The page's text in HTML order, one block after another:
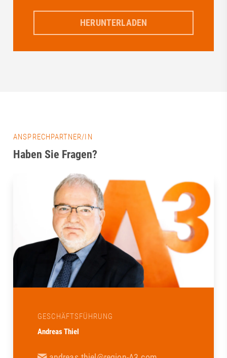
HERUNTERLADEN
ANSPRECHPARTNER/IN
Haben Sie Fragen?
GESCHÄFTSFÜHRUNG
Andreas Thiel